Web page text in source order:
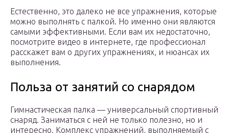
Естественно, это далеко не все упражнения, которые
можно выполнять с палкой. Но именно они являются
самыми эффективными. Если вам их недостаточно,
посмотрите видео в интернете, где профессионал
расскажет вам о других упражнениях, и нюансах их
выполнения.
Польза от занятий со снарядом
Гимнастическая палка — универсальный спортивный
снаряд. Заниматься с ней не только полезно, но и
интересно. Комплекс упражнений, выполняемый с